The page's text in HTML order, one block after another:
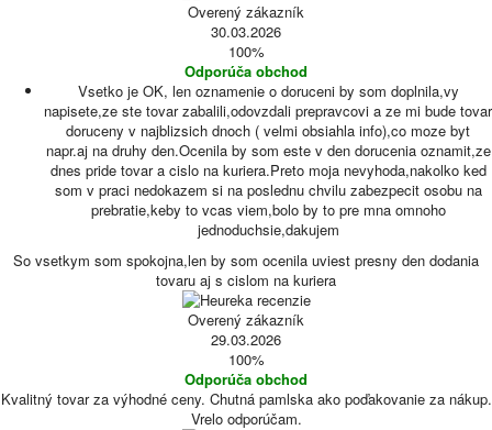
Overený zákazník
30.03.2026
100%
Odporúča obchod
Vsetko je OK, len oznamenie o doruceni by som doplnila,vy
napisete,ze ste tovar zabalili,odovzdali prepravcovi a ze mi bude tovar
doruceny v najblizsich dnoch ( velmi obsiahla info),co moze byt
napr.aj na druhy den.Ocenila by som este v den dorucenia oznamit,ze
dnes pride tovar a cislo na kuriera.Preto moja nevyhoda,nakolko ked
som v praci nedokazem si na poslednu chvilu zabezpecit osobu na
prebratie,keby to vcas viem,bolo by to pre mna omnoho
jednoduchsie,dakujem
So vsetkym som spokojna,len by som ocenila uviest presny den dodania
tovaru aj s cislom na kuriera
Overený zákazník
29.03.2026
100%
Odporúča obchod
Kvalitný tovar za výhodné ceny. Chutná pamlska ako poďakovanie za nákup.
Vrelo odporúčam.